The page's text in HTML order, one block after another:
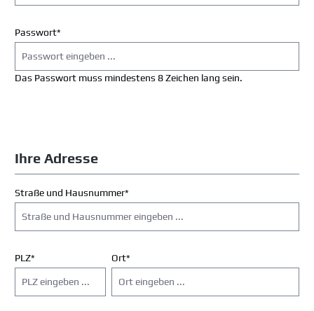
Passwort*
Das Passwort muss mindestens 8 Zeichen lang sein.
Ihre Adresse
Straße und Hausnummer*
PLZ* Ort*